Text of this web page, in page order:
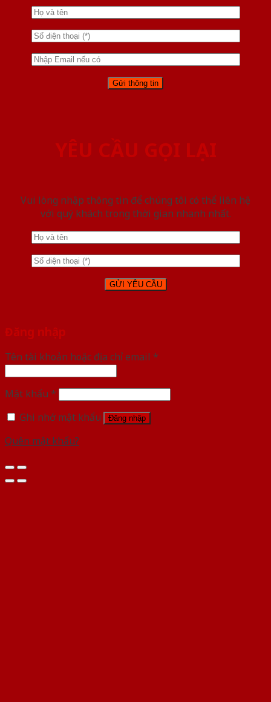
YÊU CẦU GỌI LẠI
Vui lòng nhập thông tin để chúng tôi có thể liên hệ
với quý khách trong thời gian nhanh nhất.
Đăng nhập
Tên tài khoản hoặc địa chỉ email *
Mật khẩu *
Ghi nhớ mật khẩu
Đăng nhập
Quên mật khẩu?